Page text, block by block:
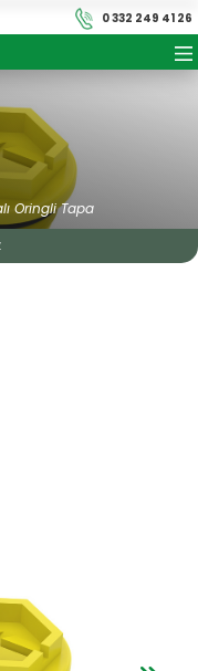
×
yaptırıma tabidir.
0 332 249 41 26
Oringli Tapa